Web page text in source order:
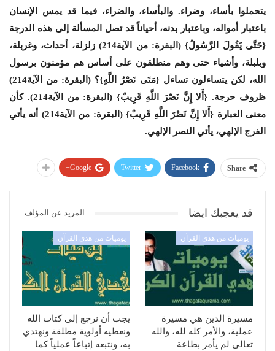
يتحملوا بأساء، وضراء. والبأساء، والضراء، فيما قد يمس الإنسان
باعتبار أمواله، وباعتبار بدنه، أحياناً قد تصل المسألة إلى هذه الدرجة
{حَتَّى يَقُولَ الرَّسُولُ} (البقرة: من الآية214) زلزلة، أحداث، وغربلة،
وبلبلة، وأشياء حتى وهم منطلقون على أساس هم مؤمنون برسول
الله، لكن يتساءلون تساءل {مَتَى نَصْرُ اللَّهِ}؟ (البقرة: من الآية214)
ظروف حرجة. {أَلا إِنَّ نَصْرَ اللَّهِ قَرِيبٌ} (البقرة: من الآية214). كأن
معنى العبارة {أَلا إِنَّ نَصْرَ اللَّهِ قَرِيبٌ} (البقرة: من الآية214) أنه يأتي
الفرج الإلهي، يأتي النصر الإلهي.
Share
Facebook
Twitter
Google+
قد يعجبك ايضا المزيد عن المؤلف
يوميات من هدي القرآن
مسيرة الدين هي مسيرة
عملية، والأمر كله لله، والله
تعالى لم يأمر بطاعة
يوميات من هدي القرآن
يجب أن نرجع إلى كتاب الله
ونعطيه أولوية مطلقة ونهتدي
به، ونتبعه إتباعاً عملياً كما